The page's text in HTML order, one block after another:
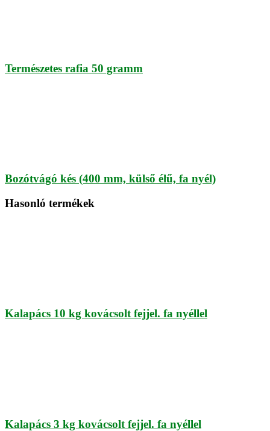
Természetes rafia 50 gramm
Bozótvágó kés (400 mm, külső élű, fa nyél)
Hasonló termékek
Kalapács 10 kg kovácsolt fejjel. fa nyéllel
Kalapács 3 kg kovácsolt fejjel. fa nyéllel